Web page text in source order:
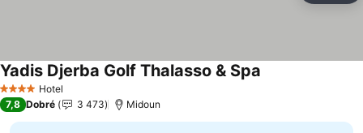
4 Počet hvězdiček
Hotel
Yadis Djerba Golf Thalasso & Spa
7,8 Dobré 3 473 Midoun